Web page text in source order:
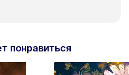
понравиться